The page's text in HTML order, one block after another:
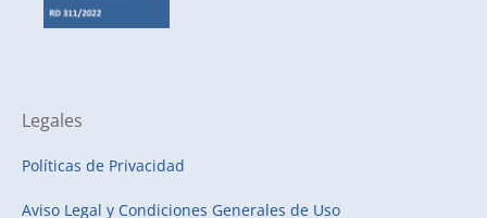
Legales
Políticas de Privacidad
Aviso Legal y Condiciones Generales de Uso